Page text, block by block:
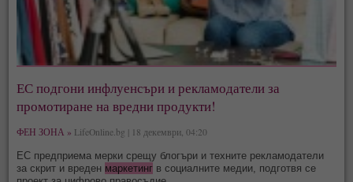
ЕС подгони инфлуенсъри и рекламодатели за
промотиране на вредни продукти!
ФЕН ЗОНА » LifeOnline.bg | 18 декември, 04:20
ЕС предприема мерки срещу блогъри и техните рекламодатели
за скрит и вреден маркетинг в социалните медии, подготвя се